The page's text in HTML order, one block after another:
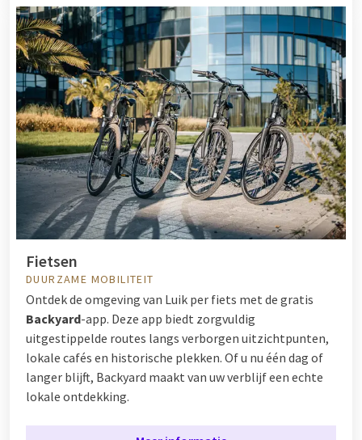
Fietsen
DUURZAME MOBILITEIT
Ontdek de omgeving van Luik per fiets met de gratis
Backyard-app. Deze app biedt zorgvuldig
uitgestippelde routes langs verborgen uitzichtpunten,
lokale cafés en historische plekken. Of u nu één dag of
langer blijft, Backyard maakt van uw verblijf een echte
lokale ontdekking.